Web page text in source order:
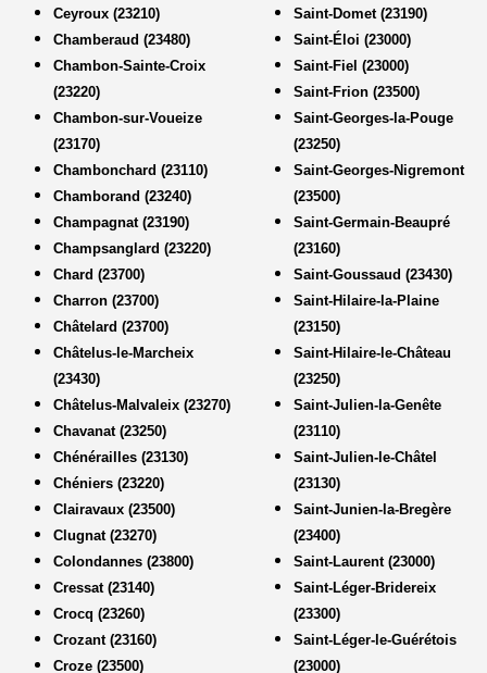
Ceyroux (23210)
Chamberaud (23480)
Chambon-Sainte-Croix
(23220)
Chambon-sur-Voueize
(23170)
Chambonchard (23110)
Chamborand (23240)
Champagnat (23190)
Champsanglard (23220)
Chard (23700)
Charron (23700)
Châtelard (23700)
Châtelus-le-Marcheix
(23430)
Châtelus-Malvaleix (23270)
Chavanat (23250)
Chénérailles (23130)
Chéniers (23220)
Clairavaux (23500)
Clugnat (23270)
Colondannes (23800)
Cressat (23140)
Crocq (23260)
Crozant (23160)
Croze (23500)
Saint-Domet (23190)
Saint-Éloi (23000)
Saint-Fiel (23000)
Saint-Frion (23500)
Saint-Georges-la-Pouge
(23250)
Saint-Georges-Nigremont
(23500)
Saint-Germain-Beaupré
(23160)
Saint-Goussaud (23430)
Saint-Hilaire-la-Plaine
(23150)
Saint-Hilaire-le-Château
(23250)
Saint-Julien-la-Genête
(23110)
Saint-Julien-le-Châtel
(23130)
Saint-Junien-la-Bregère
(23400)
Saint-Laurent (23000)
Saint-Léger-Bridereix
(23300)
Saint-Léger-le-Guérétois
(23000)